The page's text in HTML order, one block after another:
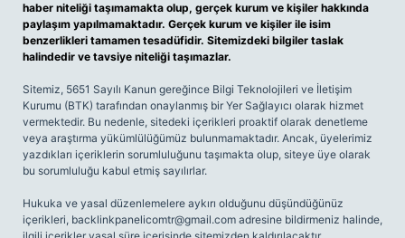
haber niteliği taşımamakta olup, gerçek kurum ve kişiler hakkında
paylaşım yapılmamaktadır. Gerçek kurum ve kişiler ile isim
benzerlikleri tamamen tesadüfidir. Sitemizdeki bilgiler taslak
halindedir ve tavsiye niteliği taşımazlar.
Sitemiz, 5651 Sayılı Kanun gereğince Bilgi Teknolojileri ve İletişim
Kurumu (BTK) tarafından onaylanmış bir Yer Sağlayıcı olarak hizmet
vermektedir. Bu nedenle, sitedeki içerikleri proaktif olarak denetleme
veya araştırma yükümlülüğümüz bulunmamaktadır. Ancak, üyelerimiz
yazdıkları içeriklerin sorumluluğunu taşımakta olup, siteye üye olarak
bu sorumluluğu kabul etmiş sayılırlar.
Hukuka ve yasal düzenlemelere aykırı olduğunu düşündüğünüz
içerikleri, backlinkpanelicomtr@gmail.com adresine bildirmeniz halinde,